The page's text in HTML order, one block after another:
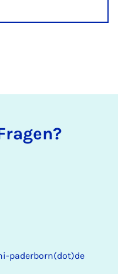
paderborn(dot)de